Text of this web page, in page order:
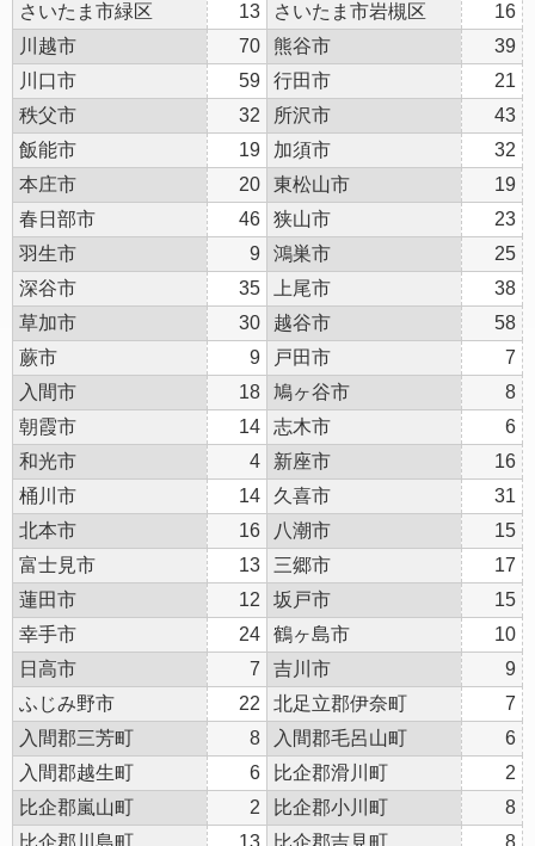
さいたま市緑区
13 さいたま市岩槻区
16
川越市
70 熊谷市
39
川口市
59 行田市
21
秩父市
32 所沢市
43
飯能市
19 加須市
32
本庄市
20 東松山市
19
春日部市
46 狭山市
23
羽生市
9 鴻巣市
25
深谷市
35 上尾市
38
草加市
30 越谷市
58
蕨市
9 戸田市
7
入間市
18 鳩ヶ谷市
8
朝霞市
14 志木市
6
和光市
4 新座市
16
桶川市
14 久喜市
31
北本市
16 八潮市
15
富士見市
13 三郷市
17
蓮田市
12 坂戸市
15
幸手市
24 鶴ヶ島市
10
日高市
7 吉川市
9
ふじみ野市
22 北足立郡伊奈町
7
入間郡三芳町
8 入間郡毛呂山町
6
入間郡越生町
6 比企郡滑川町
2
比企郡嵐山町
2 比企郡小川町
8
比企郡川島町
13 比企郡吉見町 8